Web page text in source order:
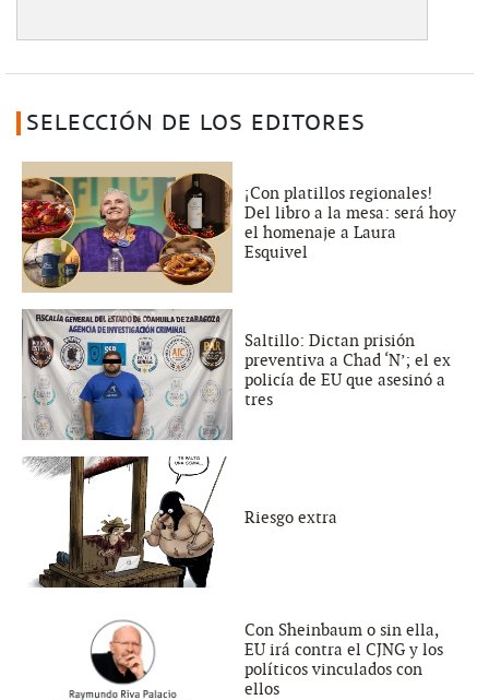
SELECCIÓN DE LOS EDITORES
¡Con platillos regionales!
Del libro a la mesa: será hoy
el homenaje a Laura
Esquivel
Saltillo: Dictan prisión
preventiva a Chad ‘N’; el ex
policía de EU que asesinó a
tres
Riesgo extra
Con Sheinbaum o sin ella,
EU irá contra el CJNG y los
políticos vinculados con
ellos